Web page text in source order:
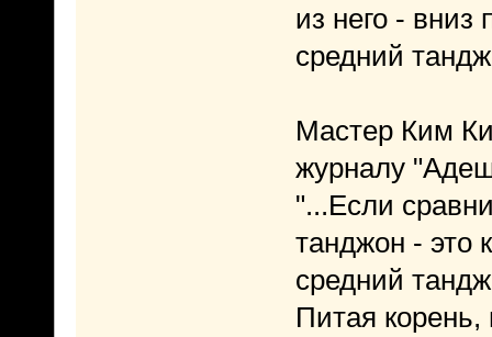
из него -
средний
Мастер Ким
журналу
"...Если
танджон - это
средний
Питая